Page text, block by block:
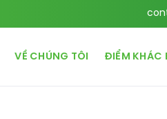
VỀ CHÚNG TÔI ĐIỂM KHÁC